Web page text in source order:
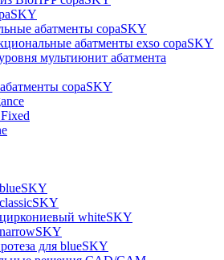
абатменты copaSKY
абатменты exso copaSKY
мультиюнит абатмента
copaSKY
whiteSKY
для blueSKY